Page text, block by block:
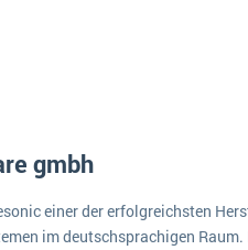
gmbh
einer der erfolgreichsten
im deutschsprachigen